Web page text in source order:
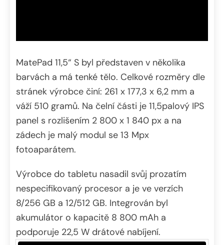
MatePad 11,5“ S byl představen v několika
barvách a má tenké tělo. Celkové rozměry dle
stránek výrobce činí: 261 x 177,3 x 6,2 mm a
váží 510 gramů. Na čelní části je 11,5palový IPS
panel s rozlišením 2 800 x 1 840 px a na
zádech je malý modul se 13 Mpx
fotoaparátem.
Výrobce do tabletu nasadil svůj prozatím
nespecifikovaný procesor a je ve verzích
8/256 GB a 12/512 GB. Integrován byl
akumulátor o kapacitě 8 800 mAh a
podporuje 22,5 W drátové nabíjení.